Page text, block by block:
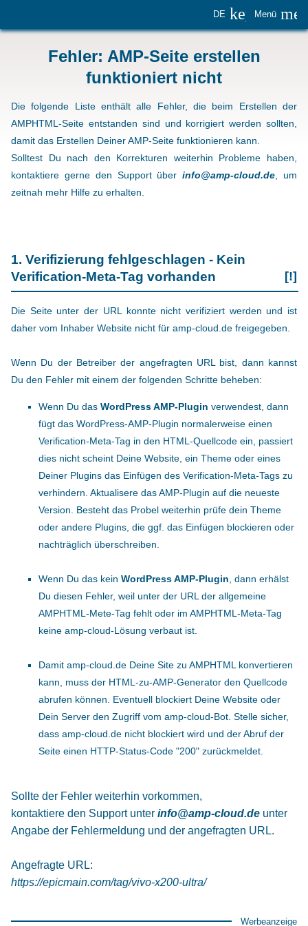
DE Menü
Fehler: AMP-Seite erstellen
funktioniert nicht
Die folgende Liste enthält alle Fehler, die beim Erstellen der
AMPHTML-Seite entstanden sind und korrigiert werden sollten,
damit das Erstellen Deiner AMP-Seite funktionieren kann.
Solltest Du nach den Korrekturen weiterhin Probleme haben,
kontaktiere gerne den Support überinfo@amp-cloud.de, um
zeitnah mehr Hilfe zu erhalten.
1. Verifizierung fehlgeschlagen - Kein
Verification-Meta-Tag vorhanden
[!]
Die Seite unter der URL konnte nicht verifiziert werden und ist
daher vom Inhaber Website nicht für amp-cloud.de freigegeben.
Wenn Du der Betreiber der angefragten URL bist, dann kannst
Du den Fehler mit einem der folgenden Schritte beheben:
Wenn Du das WordPress AMP-Plugin verwendest, dann
fügt das WordPress-AMP-Plugin normalerweise einen
Verification-Meta-Tag in den HTML-Quellcode ein, passiert
dies nicht scheint Deine Website, ein Theme oder eines
Deiner Plugins das Einfügen des Verification-Meta-Tags zu
verhindern. Aktualisere das AMP-Plugin auf die neueste
Version. Besteht das Probel weiterhin prüfe dein Theme
oder andere Plugins, die ggf. das Einfügen blockieren oder
nachträglich überschreiben.
Wenn Du das kein WordPress AMP-Plugin , dann erhälst
Du diesen Fehler, weil unter der URL der allgemeine
AMPHTML-Mete-Tag fehlt oder im AMPHTML-Meta-Tag
keine amp-cloud-Lösung verbaut ist.
Damit amp-cloud.de Deine Site zu AMPHTML konvertieren
kann, muss der HTML-zu-AMP-Generator den Quellcode
abrufen können. Eventuell blockiert Deine Website oder
Dein Server den Zugriff vom amp-cloud-Bot. Stelle sicher,
dass amp-cloud.de nicht blockiert wird und der Abruf der
Seite einen HTTP-Status-Code "200" zurückmeldet.
Sollte der Fehler weiterhin vorkommen,
kontaktiere den Support unter info@amp-cloud.de unter
Angabe der Fehlermeldung und der angefragten URL.
Angefragte URL:
https://epicmain.com/tag/vivo-x200-ultra/
Werbeanzeige